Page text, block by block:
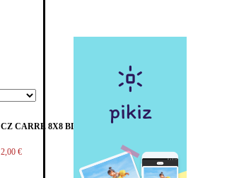
CZ CARRE 8X8 BLANC
2,00 €